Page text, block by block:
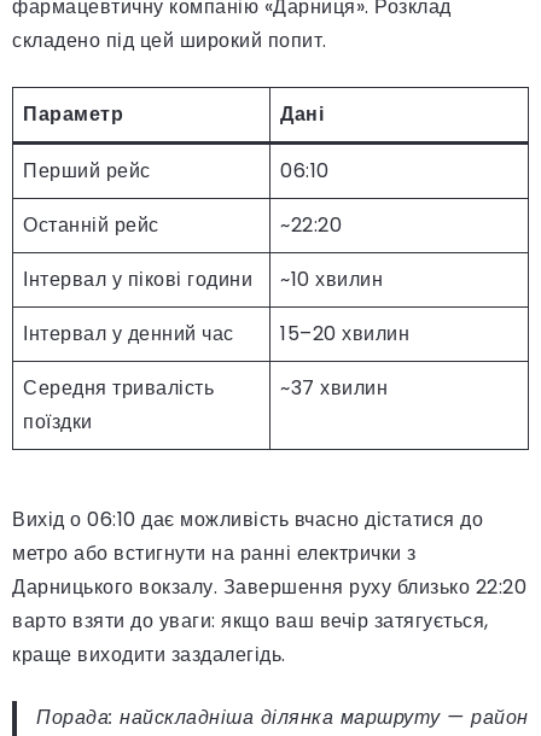
фармацевтичну компанію «Дарниця». Розклад
складено під цей широкий попит.
Параметр Дані
Перший рейс
06:10
Останній рейс
~22:20
Інтервал у пікові години
~10 хвилин
Інтервал у денний час
15–20 хвилин
Середня тривалість
поїздки
~37 хвилин
Вихід о 06:10 дає можливість вчасно дістатися до
метро або встигнути на ранні електрички з
Дарницького вокзалу. Завершення руху близько 22:20
варто взяти до уваги: якщо ваш вечір затягується,
краще виходити заздалегідь.
Порада: найскладніша ділянка маршруту — район